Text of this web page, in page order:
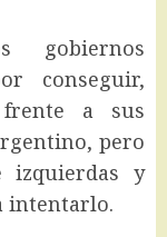
gobiernos
conseguir,
a sus
pero
izquierdas y
intentarlo.